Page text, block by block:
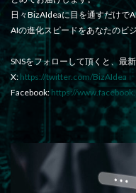
日々BizAIdeaに目を通すだけで
AIの進化スピードをあなたのビ
SNSをフォローして頂くと、最
X: https://twitter.com/BizAIdea
Facebook: https://